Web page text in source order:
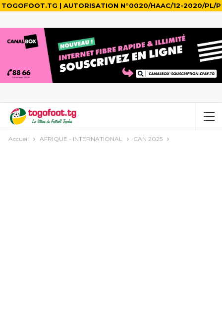
TOGOFOOT.TG | AUTORISATION N°0020/HAAC/12-2020/PL/P
Accueil AFRIQUE - INTERNATIONAL CAN 2025